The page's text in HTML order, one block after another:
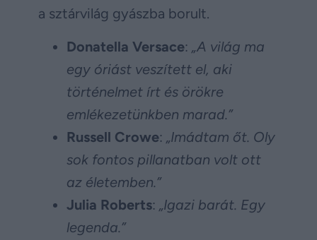
a sztárvilág gyászba borult.
Donatella Versace: „A világ ma
egy óriást veszített el, aki
történelmet írt és örökre
emlékezetünkben marad.”
Russell Crowe: „Imádtam őt. Oly
sok fontos pillanatban volt ott
az életemben.”
Julia Roberts: „Igazi barát. Egy
legenda.”